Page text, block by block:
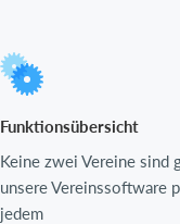
Funktionsübersicht
Keine zwei Vereine sind
unsere Vereinssoftware
jedem